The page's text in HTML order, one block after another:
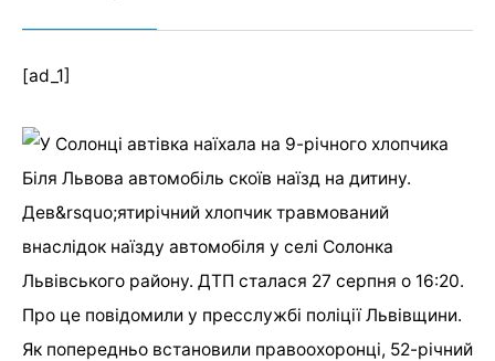
[ad_1]
Біля Львова автомобіль скоїв наїзд на дитину.
Дев&rsquo;ятирічний хлопчик травмований
внаслідок наїзду автомобіля у селі Солонка
Львівського району. ДТП сталася 27 серпня о 16:20.
Про це повідомили у пресслужбі поліції Львівщини.
Як попередньо встановили правоохоронці, 52-річний